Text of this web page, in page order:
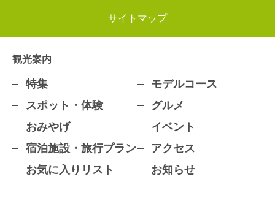
サイトマップ
観光案内
特集
モデルコース
スポット・体験
グルメ
おみやげ
イベント
宿泊施設・旅行プラン
アクセス
お気に入りリスト
お知らせ